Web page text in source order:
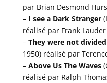
par Brian Desmond
– I see a Dark Stranger
réalisé par Frank Lauder
– They were not divided
1950) réalisé par
– Above Us The Waves
réalisé par Ralph